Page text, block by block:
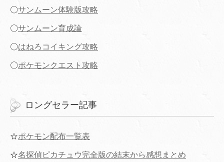
〇サンムーン体験版攻略
〇サンムーン育成論
〇はねろコイキング攻略
〇ポケモンクエスト攻略
ロングセラー記事
☆ポケモン配布一覧表
☆名探偵ピカチュウ完全版の結末から感想まとめ